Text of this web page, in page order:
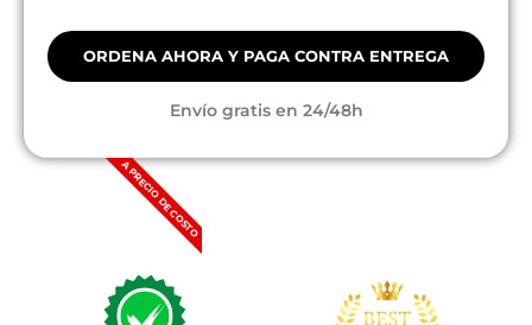
ORDENA AHORA Y PAGA CONTRA ENTREGA
Envío gratis en 24/48h
A PRECIO DE COSTO